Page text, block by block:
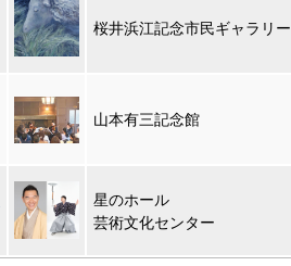
桜井浜江記念市民ギャラリー
山本有三記念館
星のホール
芸術文化センター